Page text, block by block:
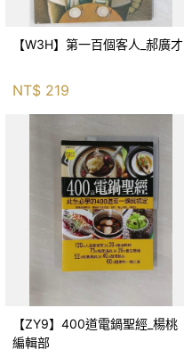
【W3H】第一百個客人_郝廣才
NT$ 219
【ZY9】400道電鍋聖經_楊桃
編輯部